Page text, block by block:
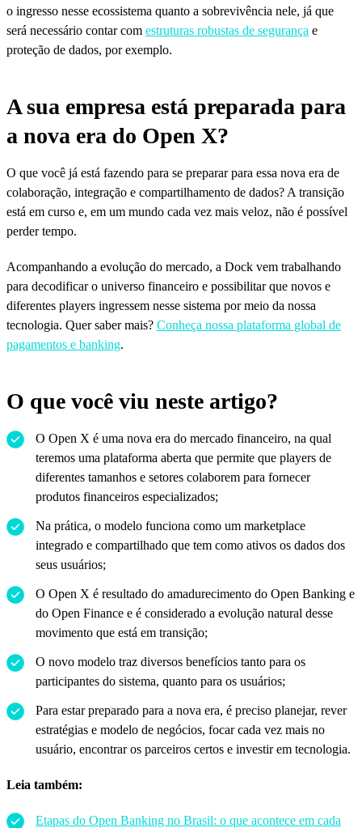
o ingresso nesse ecossistema quanto a sobrevivência nele, já que
será necessário contar com estruturas robustas de segurança e
proteção de dados, por exemplo.
A sua empresa está preparada para
a nova era do Open X?
O que você já está fazendo para se preparar para essa nova era de
colaboração, integração e compartilhamento de dados? A transição
está em curso e, em um mundo cada vez mais veloz, não é possível
perder tempo.
Acompanhando a evolução do mercado, a Dock vem trabalhando
para decodificar o universo financeiro e possibilitar que novos e
diferentes players ingressem nesse sistema por meio da nossa
tecnologia. Quer saber mais? Conheça nossa plataforma global de
pagamentos e banking.
O que você viu neste artigo?
O Open X é uma nova era do mercado financeiro, na qual
teremos uma plataforma aberta que permite que players de
diferentes tamanhos e setores colaborem para fornecer
produtos financeiros especializados;
Na prática, o modelo funciona como um marketplace
integrado e compartilhado que tem como ativos os dados dos
seus usuários;
O Open X é resultado do amadurecimento do Open Banking e
do Open Finance e é considerado a evolução natural desse
movimento que está em transição;
O novo modelo traz diversos benefícios tanto para os
participantes do sistema, quanto para os usuários;
Para estar preparado para a nova era, é preciso planejar, rever
estratégias e modelo de negócios, focar cada vez mais no
usuário, encontrar os parceiros certos e investir em tecnologia.
Leia também:
Etapas do Open Banking no Brasil: o que acontece em cada